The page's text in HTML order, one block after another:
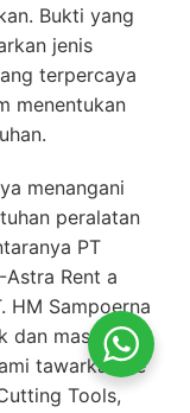
Bukti yang
jenis
terpercaya
menentukan
menangani
peralatan
PT
Astra Rent a
HM Sampoerna
dan masih
tawarkan ke
Tools,